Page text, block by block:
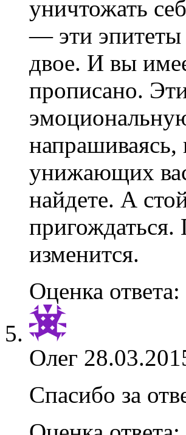
уничтожать
— эти эпитеты
двое. И вы
прописано.
напрашиваясь,
унижающих
найдете. А
пригождаться.
изменится.
Оценка
Олег
Спасибо за